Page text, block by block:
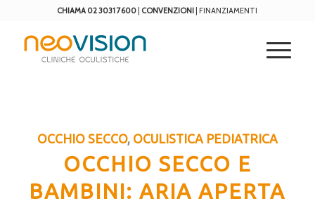
CHIAMA 02 3031 7600 CONVENZIONI FINANZIAMENTI
OCCHIO SECCO, OCULISTICA PEDIATRICA
OCCHIO SECCO E
BAMBINI: ARIA APERTA